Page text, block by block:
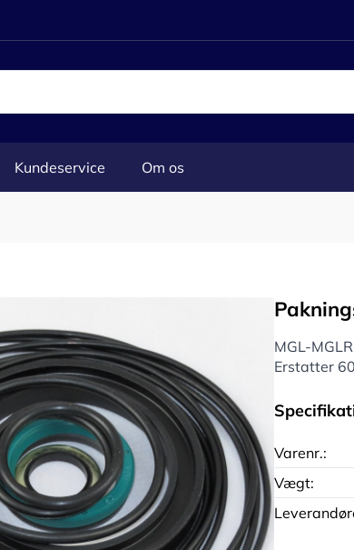
Kundeservice Om os
MGL-
Erstatter
Varenr.:
Vægt: